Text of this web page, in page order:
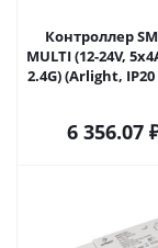
Контроллер
MULTI (12-24V,
2.4G) (Arlight,
6 356.07